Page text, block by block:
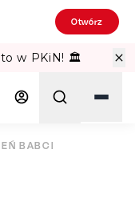
Otwórz
w PKiN! 🏛️
BABCI